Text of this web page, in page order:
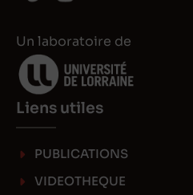
Un laboratoire de
Liens utiles
PUBLICATIONS
VIDEOTHEQUE